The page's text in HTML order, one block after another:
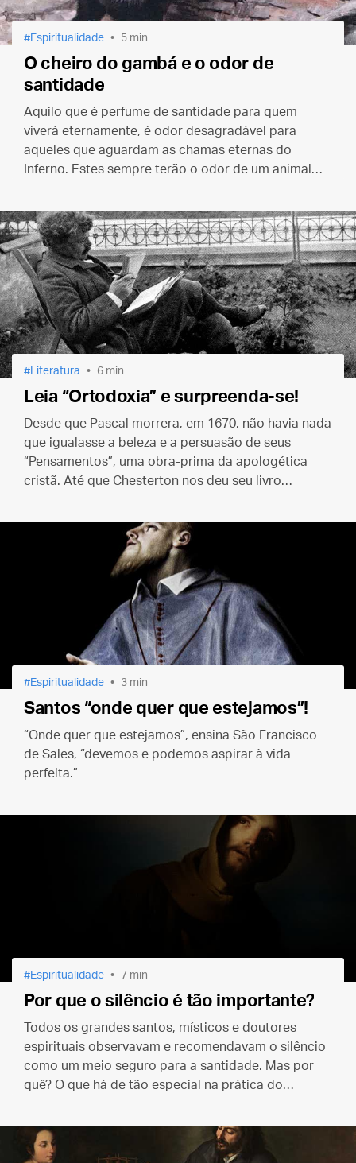
Espiritualidade 5 min
O cheiro do gambá e o odor de
santidade
Aquilo que é perfume de santidade para quem
viverá eternamente, é odor desagradável para
aqueles que aguardam as chamas eternas do
Inferno. Estes sempre terão o odor de um animal
Literatura 6 min
Leia “Ortodoxia” e surpreenda-se!
Desde que Pascal morrera, em 1670, não havia nada
que igualasse a beleza e a persuasão de seus
“Pensamentos”, uma obra-prima da apologética
cristã. Até que Chesterton nos deu seu livro
Espiritualidade 3 min
Santos “onde quer que estejamos”!
“Onde quer que estejamos”, ensina São Francisco
de Sales, “devemos e podemos aspirar à vida
perfeita.”
Espiritualidade 7 min
Por que o silêncio é tão importante?
Todos os grandes santos, místicos e doutores
espirituais observavam e recomendavam o silêncio
como um meio seguro para a santidade. Mas por
quê? O que há de tão especial na prática do